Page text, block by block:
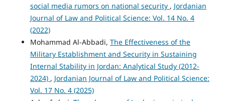
social media rumors on national security , Jordanian
Journal of Law and Political Science: Vol. 14 No. 4
(2022)
Mohammad Al-Abbadi, The Effectiveness of the
Military Establishment and Security in Sustaining
Internal Stability in Jordan: Analytical Study (2012-
2024) , Jordanian Journal of Law and Political Science:
Vol. 17 No. 4 (2025)